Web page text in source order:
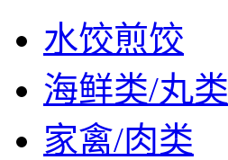
水饺煎饺
海鲜类/丸类
家禽/肉类